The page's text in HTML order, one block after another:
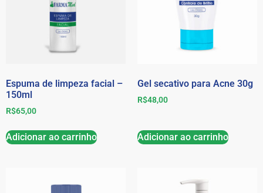
Espuma de limpeza facial –
150ml
R$65,00
Adicionar ao carrinho
Gel secativo para Acne 30g
R$48,00
Adicionar ao carrinho